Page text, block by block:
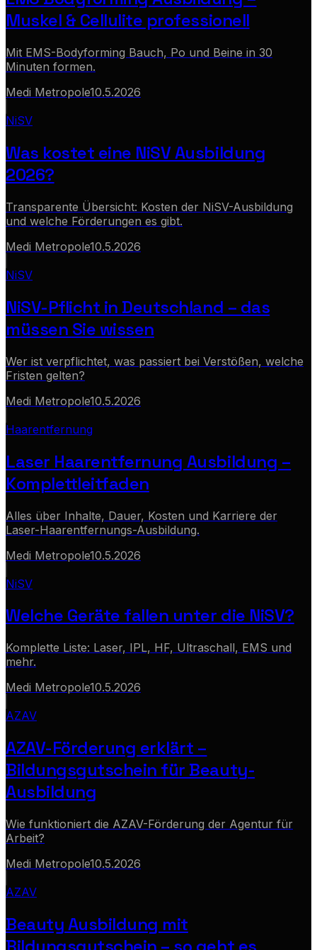
Muskel & Cellulite professionell
Mit EMS-Bodyforming Bauch, Po und Beine in 30
Minuten formen.
Medi Metropole10.5.2026
NiSV
Was kostet eine NiSV Ausbildung
2026?
Transparente Übersicht: Kosten der NiSV-Ausbildung
und welche Förderungen es gibt.
Medi Metropole10.5.2026
NiSV
NiSV-Pflicht in Deutschland – das
müssen Sie wissen
Wer ist verpflichtet, was passiert bei Verstößen, welche
Fristen gelten?
Medi Metropole10.5.2026
Haarentfernung
Laser Haarentfernung Ausbildung –
Komplettleitfaden
Alles über Inhalte, Dauer, Kosten und Karriere der
Laser-Haarentfernungs-Ausbildung.
Medi Metropole10.5.2026
NiSV
Welche Geräte fallen unter die NiSV?
Komplette Liste: Laser, IPL, HF, Ultraschall, EMS und
mehr.
Medi Metropole10.5.2026
AZAV
AZAV-Förderung erklärt –
Bildungsgutschein für Beauty-
Ausbildung
Wie funktioniert die AZAV-Förderung der Agentur für
Arbeit?
Medi Metropole10.5.2026
AZAV
Beauty Ausbildung mit